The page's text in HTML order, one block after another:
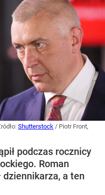
Shutterstock / Piotr Front,
podczas rocznicy
Roman
a ten